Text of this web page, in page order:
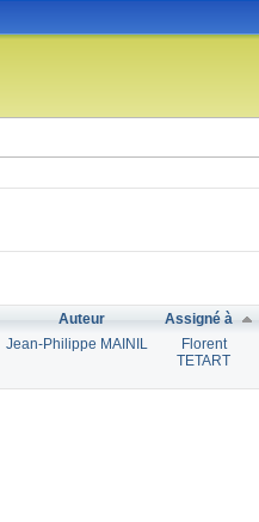
Auteur Assigné à
Jean-Philippe MAINIL
Florent
TETART